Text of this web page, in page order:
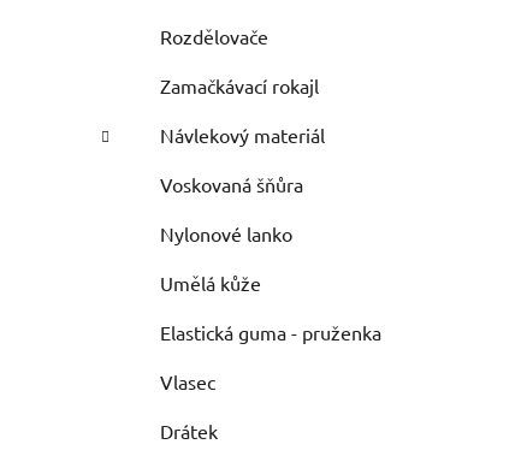
Rozdělovače
Zamačkávací rokajl
Návlekový materiál
Voskovaná šňůra
Nylonové lanko
Umělá kůže
Elastická guma - pruženka
Vlasec
Drátek